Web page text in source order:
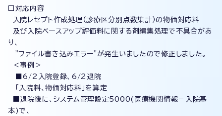
□対応内容
入院レセプト作成処理（診療区分別点数集計）の物価対応料
及び入院ベースアップ評価料に関する剤編集処理で不具合があ
り、
"ファイル書き込みエラー"が発生いましたので修正しました。
＜事例＞
■6/2入院登録、6/2退院
「入院料、物価対応料」を算定
■退院後に、システム管理設定5000(医療機関情報－入院基
本)で、